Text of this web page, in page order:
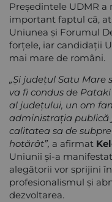
Președintele UDMR a
important faptul că,
Uniunea și Forumul
forțele, iar candidații
mai mare de români.
„Și județul Satu Mare
va fi condus de
al județului, un om
administrația publică
calitatea sa de
hotărât”, a afirmat
Uniunii și-a
alegătorii vor sprijini
profesionalismul și
dezvoltarea.